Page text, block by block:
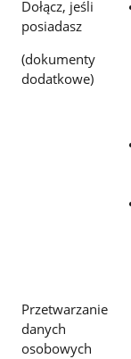
Dołącz, jeśli
posiadasz
(dokumenty
dodatkowe)
Przetwarzanie
danych
osobowych